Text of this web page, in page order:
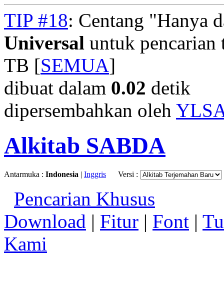
TIP #18: Centang "Hanya
Universal untuk pencarian
TB [SEMUA]
dibuat dalam 0.02 detik
dipersembahkan oleh
Alkitab SABDA
Antarmuka : Indonesia | Inggris Versi :
Pencarian Khusus
Download | Fitur | Font |
Kami